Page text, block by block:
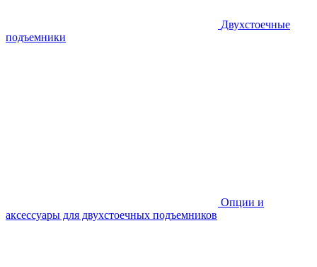
Двухстоечные
подъемники
Опции и
аксессуары для двухстоечных подъемников